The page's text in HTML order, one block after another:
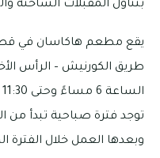
بتناول المقبلات الساخنة
يقع مطعم هاكاسان في قصر
طريق الكورنيش – الرأس
وبعدها العمل خلال الفترة